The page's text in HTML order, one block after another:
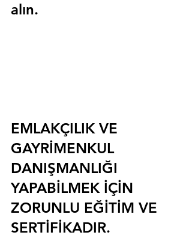
alın.
EMLAKÇILIK VE
GAYRİMENKUL
DANIŞMANLIĞI
YAPABİLMEK İÇİN
ZORUNLU EĞİTİM VE
SERTİFİKADIR.